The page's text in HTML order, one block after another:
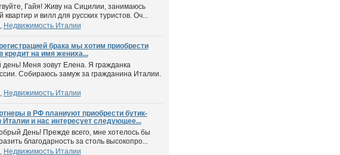
Гайя! Живу на Сицилии, занимаюсь
квартир и вилл для русских туристов. Оч...
, Недвижимость Италии
брака мы хотим приобрести
кредит на имя жениха...
Меня зовут Елена. Я гражданка
Собираюсь замуж за гражданина Италии.
, Недвижимость Италии
в РФ планиуют приобрести бутик-
Италии и нас интересует следующее...
День! Прежде всего, мне хотелось бы
благодарность за столь высокопро...
, Недвижимость Италии